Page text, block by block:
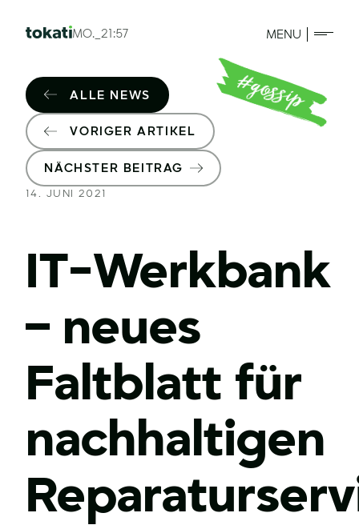
MO._21:57 MENU
ALLE NEWS
VORIGER ARTIKEL
NÄCHSTER BEITRAG
14. JUNI 2021
IT-Werkbank
– neues
Faltblatt für
nachhaltigen